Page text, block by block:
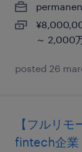
～ 2,000
posted 26
【フルリ
fintech企業